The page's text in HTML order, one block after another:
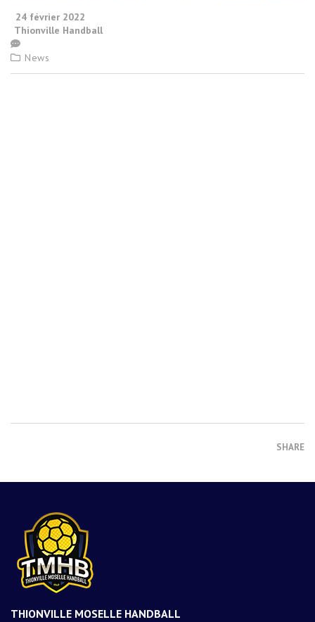
24 février 2022
Thionville Handball
News
SHARE
THIONVILLE MOSELLE HANDBALL